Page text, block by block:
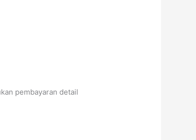
pembayaran detail